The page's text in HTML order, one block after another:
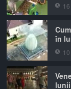
în
10